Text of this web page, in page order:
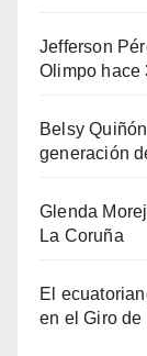
Jefferson
Olimpo hace
Belsy
generación
Glenda
La Coruña
El
en el Giro de